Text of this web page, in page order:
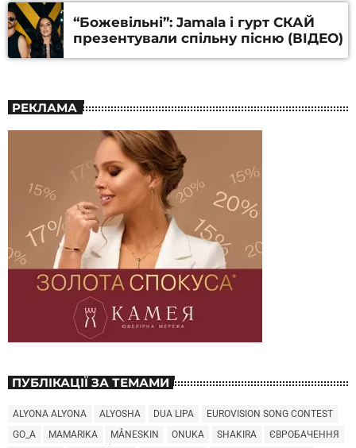
“Божевільні”: Jamala і гурт СКАЙ
презентували спільну пісню (ВІДЕО)
РЕКЛАМА
ПУБЛІКАЦІЇ ЗА ТЕМАМИ
ALYONA ALYONA ALYOSHA DUA LIPA
EUROVISION SONG CONTEST
GO_A
MAMARIKA MÅNESKIN ONUKA SHAKIRA
ЄВРОБАЧЕННЯ